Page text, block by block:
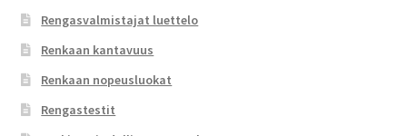
Rengasvalmistajat luettelo
Renkaan kantavuus
Renkaan nopeusluokat
Rengastestit